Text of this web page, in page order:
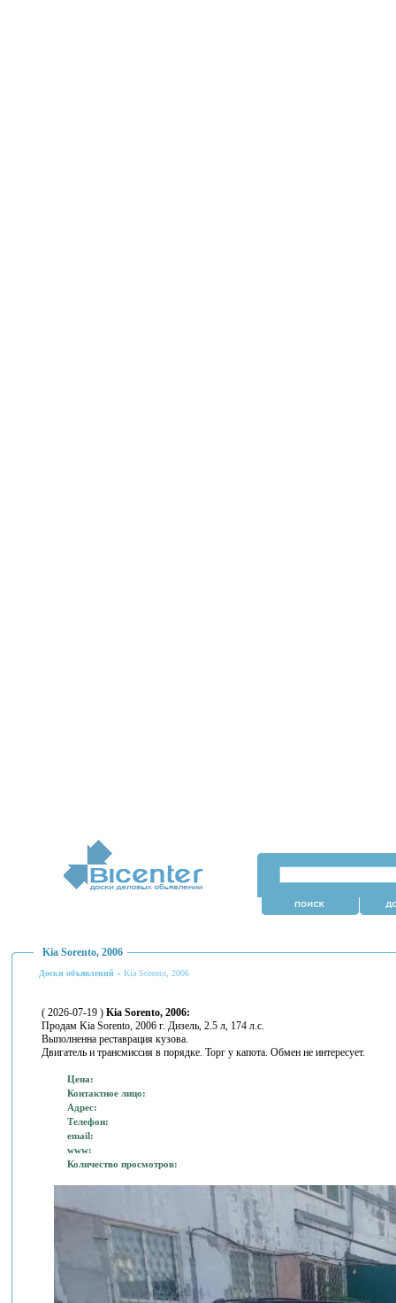
Kia Sorento, 2006
Доски объявлений » Kia Sorento, 2006
( 2026-07-19 ) Kia Sorento, 2006:
Продам Kia Sorento, 2006 г. Дизель, 2.5 л, 174 л.с.
Выполненна реставрация кузова.
Двигатель и трансмиссия в порядке. Торг у капота. Обмен не интересует.
Цена:
Контактное лицо:
Адрес:
Телефон:
email:
www:
Количество просмотров: